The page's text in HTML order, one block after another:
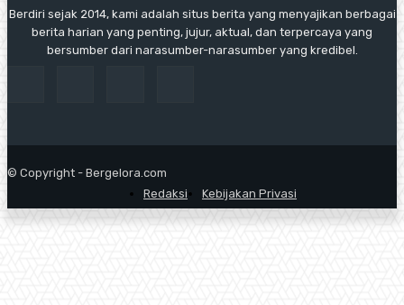
Berdiri sejak 2014, kami adalah situs berita yang menyajikan berbagai
berita harian yang penting, jujur, aktual, dan terpercaya yang
bersumber dari narasumber-narasumber yang kredibel.
© Copyright - Bergelora.com
Redaksi
Kebijakan Privasi